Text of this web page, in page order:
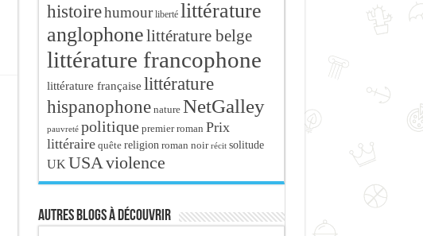
histoirehumour liberté littérature
anglophonelittérature belge
littérature francophone
littérature française littérature
hispanophone nature NetGalley
pauvreté politique premier roman Prix
littéraire quête religion roman noir récit solitude
UK USA violence
Autres blogs à découvrir